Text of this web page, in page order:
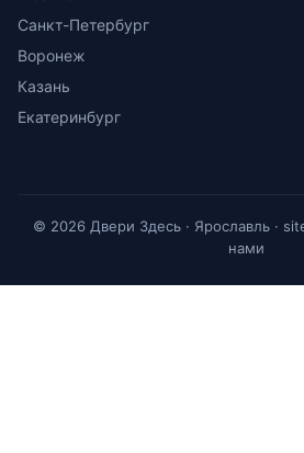
Санкт-Петербург
Воронеж
Казань
Екатеринбург
© 2026 Двери Здесь · Ярославль ·
нами